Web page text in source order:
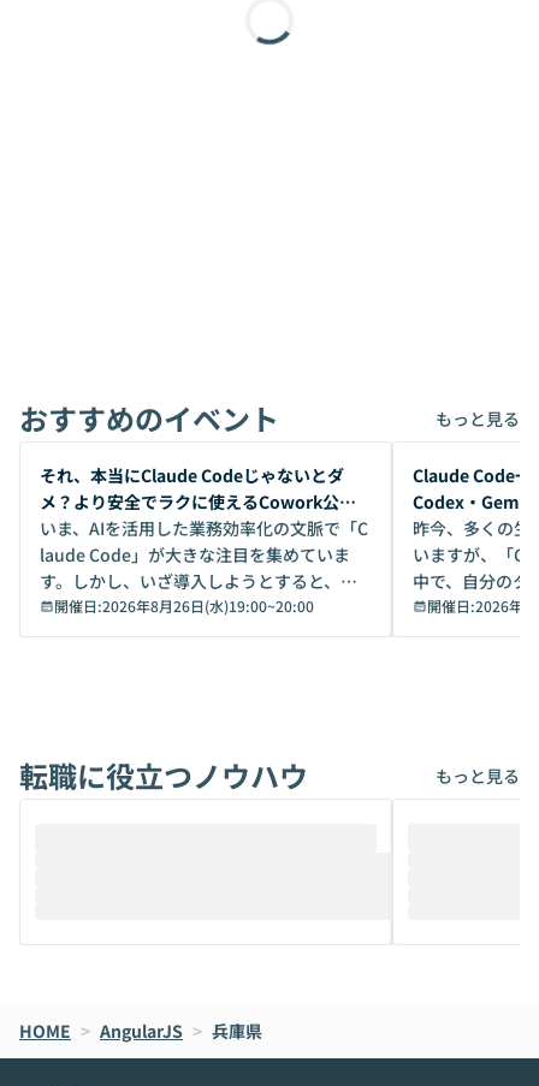
おすすめのイベント もっと見る
開催前
それ、本当にClaude Codeじゃないとダ
メ？より安全でラクに使えるCowork公開
デモ
いま、AIを活用した業務効率化の文脈で「C
laude Code」が大きな注目を集めていま
す。しかし、いざ導入しようとすると、セ
キュリティ面の懸念や権限管理のハードル
から、気軽に使えないケースも多いのでは
けでなく、想像以上の範囲まで自動化でき
ることは、まだあまり知られていません。
メルカリでの判断基準をもとに「なぜClau
oworkの基本的な機能をご紹介いただきま
す。 続く公開デモでは、実際にCoworkを
開催日:2026年8月26日(水)19:00~20:00
開催前
Claude Code一
Codex・
昨今、多くの生
いますが、「
中で、自分のタ
いいのか」を自
か？ 「なんとなく誰かが良いと言っていた
は、評判では
ているAIを選ぶこ
それぞれの本当
ント構築の最前
開催日:2026年8
転職に役立つノウハウ もっと見る
HOME > AngularJS > 兵庫県